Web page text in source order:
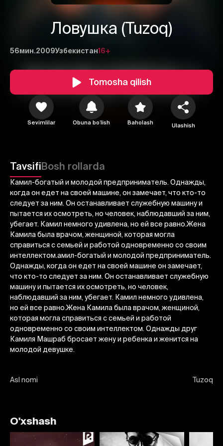
Ловушка (Tuzoq)
56мин.2009Узбекистан16+
Tomosha qilish
Sevimlilar Obuna boʻlish Baholash Ulashish
TavsifiBosh rollarda
Камил-богатый и молодой предприниматель. Однажды,
когда он едет на своей машине, он замечает, что кто-то
следует за ним. Он останавливает служебную машину и
пытается их осмотреть, но человек, наблюдавший за ним,
убегает. Камил немного удивлена, но ей все равно.Жена
Камила была врачом, женщиной, которая могла
справиться с семьей и работой одновременно со своим
интеллектом.амил-богатый и молодой предприниматель.
Однажды, когда он едет на своей машине он замечает,
что кто-то следует за ним. Он останавливает служебную
машину и пытается их осмотреть, но человек,
наблюдавший за ним, убегает. Камил немного удивлена,
но ей все равно.Жена Камила была врачом, женщиной,
которая могла справиться с семьей и работой
одновременно со своим интеллектом. Однажды друг
Камиля Машраб бросает жену и ребенка и женится на
молодой девушке.
Asl nomi Tuzoq
Yuborish
O'xshash
Bekor qilish Tizimga kirish